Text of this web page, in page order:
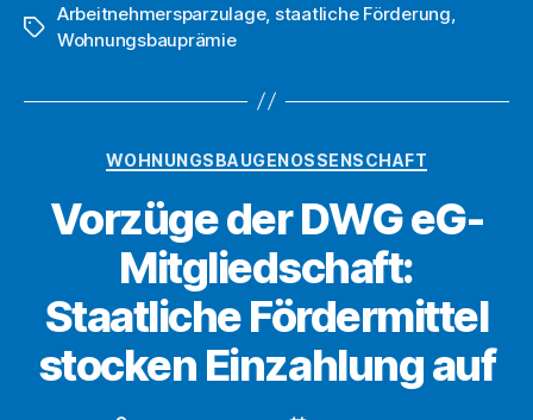
DWG
vom
über
und
Schlagwörter
Arbeitnehmersparzulage, staatliche Förderung
Wohnungsbauprämie
Kategorien
WOHNUNGSBAUGENOSSENSCHAFT
Vorzüge der DWG eG-
Mitgliedschaft:
Staatliche Fördermittel
stocken Einzahlung auf